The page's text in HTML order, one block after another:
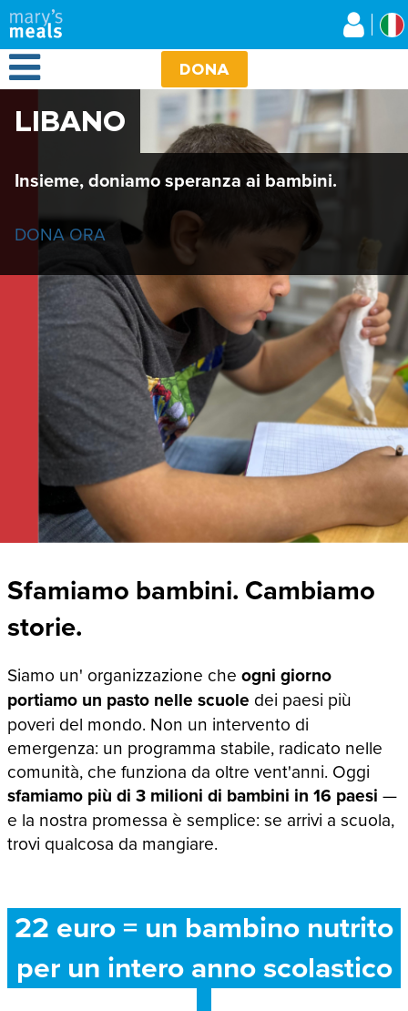
Salta
al
contenuto
principale
Open Menu DONA
LIBANO
Insieme, doniamo speranza ai bambini.
DONA ORA
Sfamiamo bambini. Cambiamo
storie.
Siamo un' organizzazione che ogni giorno
portiamo un pasto nelle scuole dei paesi più
poveri del mondo. Non un intervento di
emergenza: un programma stabile, radicato nelle
comunità, che funziona da oltre vent'anni. Oggi
sfamiamo più di 3 milioni di bambini in 16 paesi —
e la nostra promessa è semplice: se arrivi a scuola,
trovi qualcosa da mangiare.
22 euro = un bambino nutrito
per un intero anno scolastico